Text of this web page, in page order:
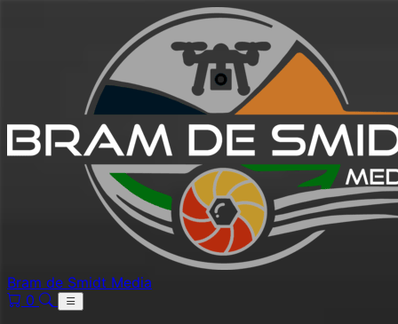
Bram de Smidt Media
0